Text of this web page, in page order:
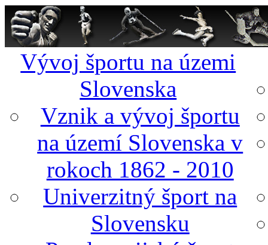
Vývoj športu na územi
Slovenska
Vznik a vývoj športu
na území Slovenska v
rokoch 1862 - 2010
Univerzitný šport na
Slovensku